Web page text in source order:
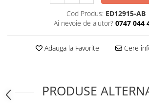
Cod Produs: ED12915-AB
Ai nevoie de ajutor? 0747 044
Adauga la Favorite Cere
PRODUSE